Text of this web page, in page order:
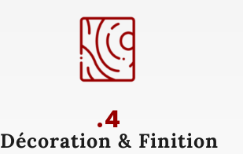
.4
Décoration & Finition